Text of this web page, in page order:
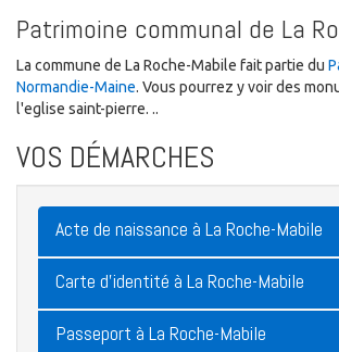
Patrimoine communal de La
La commune de La Roche-Mabile fait partie du
Normandie-Maine. Vous pourrez y voir des
l'eglise saint-pierre. ..
VOS DÉMARCHES
Acte de naissance à La Roche-Mabile
Carte d'identité à La Roche-Mabile
Passeport à La Roche-Mabile